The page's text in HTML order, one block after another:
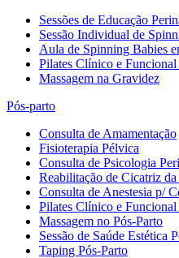
Sessões de Educação
Sessão Individual de
Aula de Spinning Babies
Pilates Clínico e
Massagem na Gravidez
Pós-parto
Consulta de Amamentação
Fisioterapia Pélvica
Consulta de Psicologia
Reabilitação de Cicatriz da
Consulta de Anestesia p/
Pilates Clínico e Funcional
Massagem no Pós-Parto
Sessão de Saúde Estética
Taping Pós-Parto